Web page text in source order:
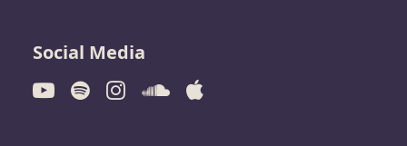
Social Media